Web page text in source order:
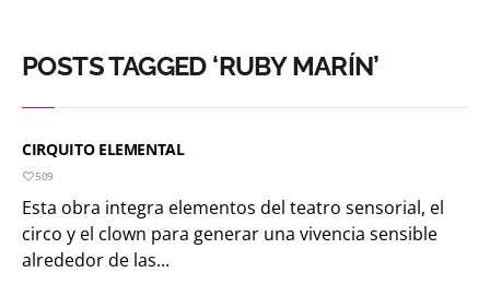
POSTS TAGGED ‘RUBY MARÍN’
CIRQUITO ELEMENTAL
509
Esta obra integra elementos del teatro sensorial, el
circo y el clown para generar una vivencia sensible
alrededor de las...